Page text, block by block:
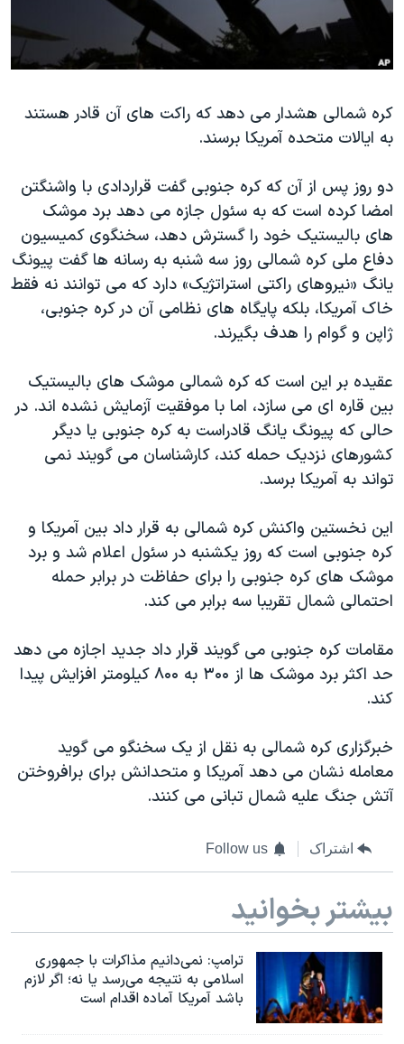
فرهنگ و زندگی
علم و فناوری
اسرائیل در جنگ
گالری عکس
آرشیو پخش زنده
مستندها
انتخابات ریاست جمهوری آمریکا ۲۰۲۴
رمز مهسا
ورزش زنان در ایران
اعتراضات زن، زندگی، آزادی
مجموعه مستندهای دادخواهی
تریبونال مردمی آبان ۹۸
دادگاه حمید نوری
چهل سال گروگان‌گیری
قانون شفافیت دارائی کادر رهبری ایران
اعتراضات مردمی آبان ۹۸
اسرائیل در جنگ
نرگس محمدی برنده جایزه نوبل صلح
همایش محافظه‌کاران آمریکا «سی‌پک»
سفر پرزیدنت ترامپ به چین
دنبال کنید
زبانهای مختلف
کره شمالی هشدار می دهد که راکت های آن قادر هستند
به ایالات متحده آمریکا برسند.
دو روز پس از آن که کره جنوبی گفت قراردادی با واشنگتن
امضا کرده است که به سئول جازه می دهد برد موشک
های بالیستیک خود را گسترش دهد، سخنگوی کمیسیون
دفاع ملی کره شمالی روز سه شنبه به رسانه ها گفت پیونگ
یانگ «نیروهای راکتی استراتژیک» دارد که می توانند نه فقط
خاک آمریکا، بلکه پایگاه های نظامی آن در کره جنوبی،
ژاپن و گوام را هدف بگیرند.
عقیده بر این است که کره شمالی موشک های بالیستیک
بین قاره ای می سازد، اما با موفقیت آزمایش نشده اند. در
حالی که پیونگ یانگ قادراست به کره جنوبی یا دیگر
کشورهای نزدیک حمله کند، کارشناسان می گویند نمی
تواند به آمریکا برسد.
این نخستین واکنش کره شمالی به قرار داد بین آمریکا و
کره جنوبی است که روز یکشنبه در سئول اعلام شد و برد
موشک های کره جنوبی را برای حفاظت در برابر حمله
احتمالی شمال تقریبا سه برابر می کند.
مقامات کره جنوبی می گویند قرار داد جدید اجازه می دهد
حد اکثر برد موشک ها از ۳۰۰
به ۸۰۰ کیلومتر افزایش پیدا
کند.
خبرگزاری کره شمالی به نقل از یک سخنگو می گوید
معامله نشان می دهد آمریکا و متحدانش برای برافروختن
آتش جنگ علیه شمال تبانی می کنند.
اشتراک Follow us
بیشتر بخوانید
ترامپ: نمی‌دانیم مذاکرات با جمهوری
اسلامی به نتیجه می‌رسد یا نه؛ اگر لازم
باشد آمریکا آماده اقدام است